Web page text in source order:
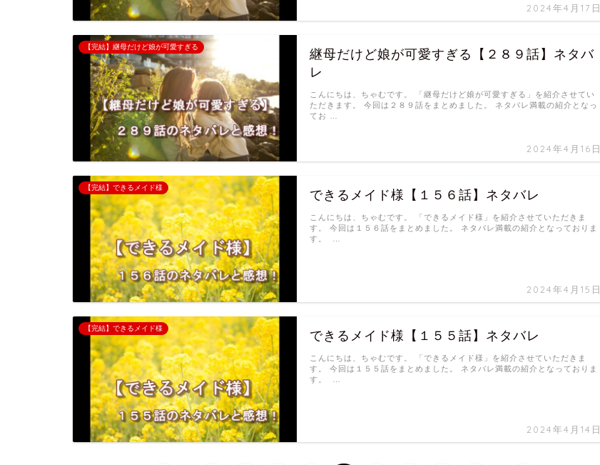
2024年4月17日
【完結】継母だけど娘が可愛すぎる
継母だけど娘が可愛すぎる【２８９話】ネタバ
レ
2024年4月16日
こんにちは、ちゃむです。 「継母だけど娘が可愛すぎる」を紹介させてい
ただきます。 今回は２８９話をまとめました。 ネタバレ満載の紹介となっ
てお …
【完結】できるメイド様
できるメイド様【１５６話】ネタバレ
2024年4月15日
こんにちは、ちゃむです。 「できるメイド様」を紹介させていただきま
す。 今回は１５６話をまとめました。 ネタバレ満載の紹介となっておりま
す。 …
【完結】できるメイド様
できるメイド様【１５５話】ネタバレ
2024年4月14日
こんにちは、ちゃむです。 「できるメイド様」を紹介させていただきま
す。 今回は１５５話をまとめました。 ネタバレ満載の紹介となっておりま
す。 …